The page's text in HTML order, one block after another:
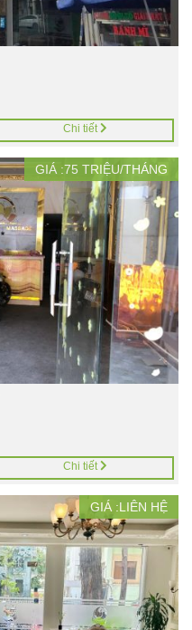
Chi tiết
GIÁ :75 TRIỆU/THÁNG
Chi tiết
GIÁ :LIÊN HỆ